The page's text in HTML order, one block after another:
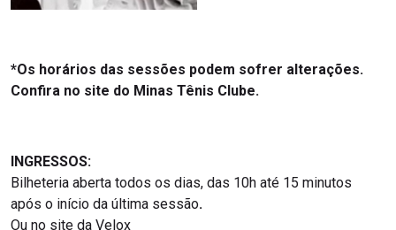
*Os horários das sessões podem sofrer alterações.
Confira no site do Minas Tênis Clube.
INGRESSOS:
Bilheteria aberta todos os dias, das 10h até 15 minutos
após o início da última sessão.
Ou no site da Velox